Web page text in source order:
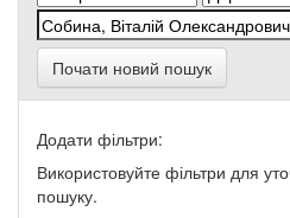
Почати новий пошук
Додати фільтри:
Використовуйте фільтри для
пошуку.